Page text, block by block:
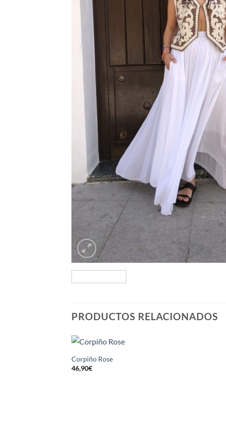
PRODUCTOS RELACIONADOS
Corpiño Rose
46,90€